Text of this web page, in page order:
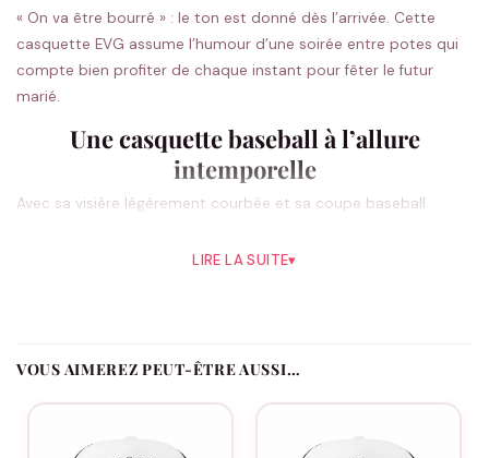
« On va être bourré » : le ton est donné dès l’arrivée. Cette
casquette EVG assume l’humour d’une soirée entre potes qui
compte bien profiter de chaque instant pour fêter le futur
marié.
Une casquette baseball à l’allure
intemporelle
Avec sa visière légèrement courbée et sa coupe baseball
tout le monde, quel que soit le style de la bande.
bande
chaque participant : Le Marié, La Team ou Le Témoin. Le futur
marié reste la vedette, la bande affiche son mot d’ordre, et
LIRE LA SUITE▾
VOUS AIMEREZ PEUT-ÊTRE AUSSI…